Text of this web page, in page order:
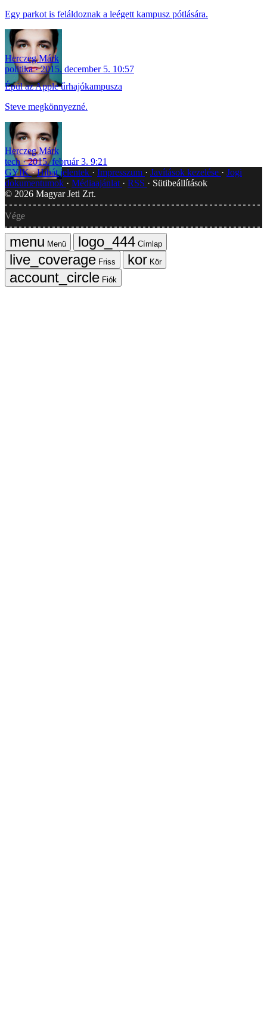
Egy parkot is feláldoznak a leégett kampusz pótlására.
Herczeg Márk
politika
2015. december 5. 10:57
Épül az Apple űrhajókampusza
Steve megkönnyezné.
Herczeg Márk
tech
2015. február 3. 9:21
GYIK Hibát jelentek Impresszum Javítások kezelése
Jogi
dokumentumok
Médiaajánlat RSS
Sütibeállítások
© 2026 Magyar Jeti Zrt.
Vége
Menü
Címlap
Friss
Kör
Fiók